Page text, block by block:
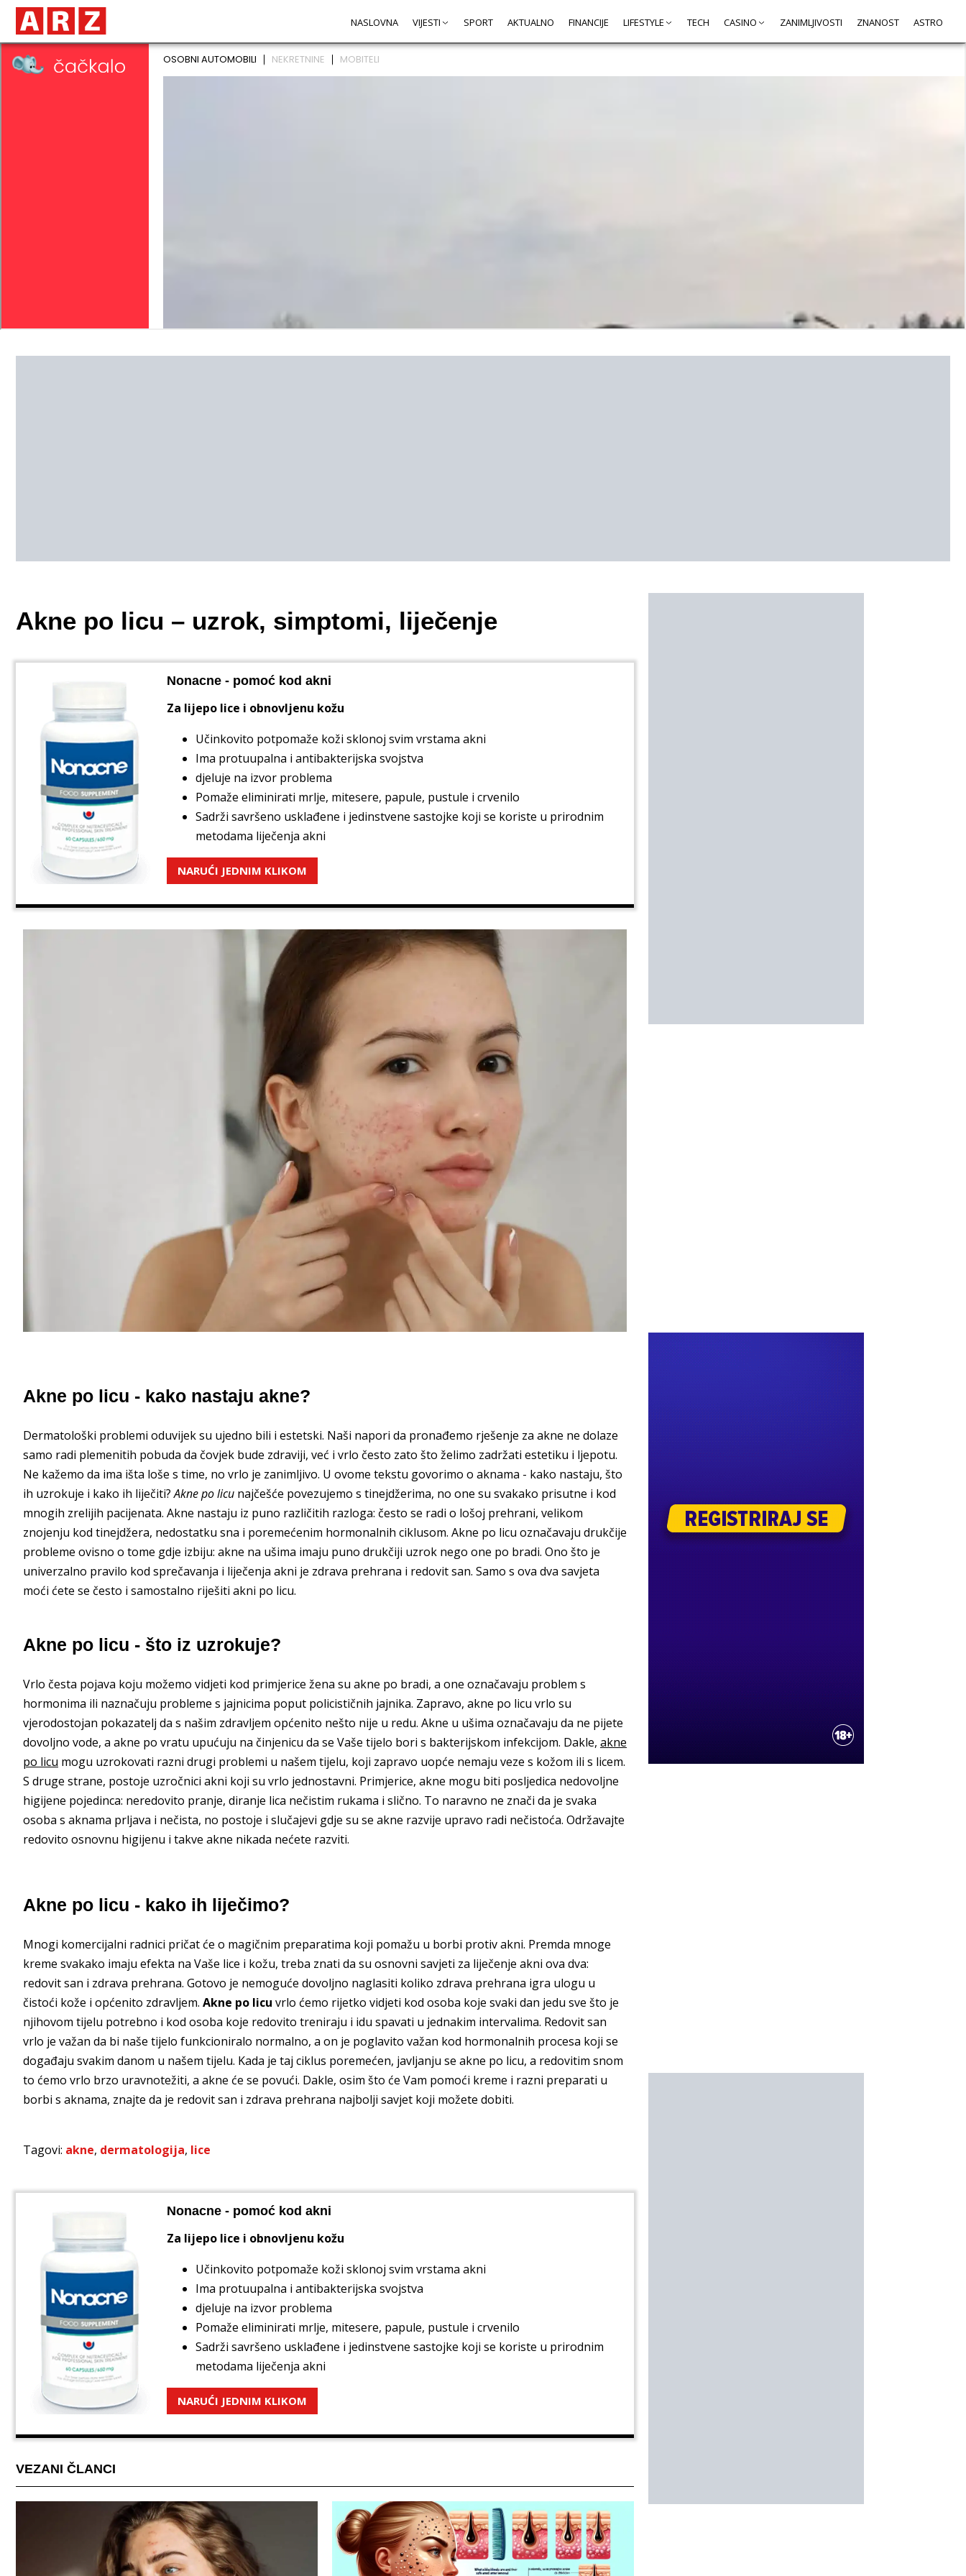
NASLOVNA VIJESTI SPORT AKTUALNO FINANCIJE LIFESTYLE TECH CASINO ZANIMLJIVOSTI ZNANOST ASTRO
Akne po licu – uzrok, simptomi, liječenje
Nonacne - pomoć kod akni
Za lijepo lice i obnovljenu kožu
Učinkovito potpomaže koži sklonoj svim vrstama akni
Ima protuupalna i antibakterijska svojstva
djeluje na izvor problema
Pomaže eliminirati mrlje, mitesere, papule, pustule i crvenilo
Sadrži savršeno usklađene i jedinstvene sastojke koji se koriste u prirodnim
metodama liječenja akni
NARUĆI JEDNIM KLIKOM
Akne po licu - kako nastaju akne?
Dermatološki problemi oduvijek su ujedno bili i estetski. Naši napori da pronađemo rješenje za akne ne dolaze
samo radi plemenitih pobuda da čovjek bude zdraviji, već i vrlo često zato što želimo zadržati estetiku i ljepotu.
Ne kažemo da ima išta loše s time, no vrlo je zanimljivo. U ovome tekstu govorimo o aknama - kako nastaju, što
ih uzrokuje i kako ih liječiti?Akne po licu najčešće povezujemo s tinejdžerima, no one su svakako prisutne i kod
mnogih zrelijih pacijenata. Akne nastaju iz puno različitih razloga: često se radi o lošoj prehrani, velikom
znojenju kod tinejdžera, nedostatku sna i poremećenim hormonalnih ciklusom. Akne po licu označavaju drukčije
probleme ovisno o tome gdje izbiju: akne na ušima imaju puno drukčiji uzrok nego one po bradi. Ono što je
univerzalno pravilo kod sprečavanja i liječenja akni je zdrava prehrana i redovit san. Samo s ova dva savjeta
moći ćete se često i samostalno riješiti akni po licu.
Akne po licu - što iz uzrokuje?
Vrlo česta pojava koju možemo vidjeti kod primjerice žena su akne po bradi, a one označavaju problem s
hormonima ili naznačuju probleme s jajnicima poput policističnih jajnika. Zapravo, akne po licu vrlo su
vjerodostojan pokazatelj da s našim zdravljem općenito nešto nije u redu. Akne u ušima označavaju da ne pijete
dovoljno vode, a akne po vratu upućuju na činjenicu da se Vaše tijelo bori s bakterijskom infekcijom. Dakle, akne
po licu mogu uzrokovati razni drugi problemi u našem tijelu, koji zapravo uopće nemaju veze s kožom ili s licem.
S druge strane, postoje uzročnici akni koji su vrlo jednostavni. Primjerice, akne mogu biti posljedica nedovoljne
higijene pojedinca: neredovito pranje, diranje lica nečistim rukama i slično. To naravno ne znači da je svaka
osoba s aknama prljava i nečista, no postoje i slučajevi gdje su se akne razvije upravo radi nečistoća. Održavajte
redovito osnovnu higijenu i takve akne nikada nećete razviti.
Akne po licu - kako ih liječimo?
Mnogi komercijalni radnici pričat će o magičnim preparatima koji pomažu u borbi protiv akni. Premda mnoge
kreme svakako imaju efekta na Vaše lice i kožu, treba znati da su osnovni savjeti za liječenje akni ova dva:
redovit san i zdrava prehrana. Gotovo je nemoguće dovoljno naglasiti koliko zdrava prehrana igra ulogu u
čistoći kože i općenito zdravljem. Akne po licu vrlo ćemo rijetko vidjeti kod osoba koje svaki dan jedu sve što je
njihovom tijelu potrebno i kod osoba koje redovito treniraju i idu spavati u jednakim intervalima. Redovit san
vrlo je važan da bi naše tijelo funkcioniralo normalno, a on je poglavito važan kod hormonalnih procesa koji se
događaju svakim danom u našem tijelu. Kada je taj ciklus poremećen, javljanju se akne po licu, a redovitim snom
to ćemo vrlo brzo uravnotežiti, a akne će se povući. Dakle, osim što će Vam pomoći kreme i razni preparati u
borbi s aknama, znajte da je redovit san i zdrava prehrana najbolji savjet koji možete dobiti.
Tagovi: akne, dermatologija, lice
Nonacne - pomoć kod akni
Za lijepo lice i obnovljenu kožu
Učinkovito potpomaže koži sklonoj svim vrstama akni
Ima protuupalna i antibakterijska svojstva
djeluje na izvor problema
Pomaže eliminirati mrlje, mitesere, papule, pustule i crvenilo
Sadrži savršeno usklađene i jedinstvene sastojke koji se koriste u prirodnim
metodama liječenja akni
NARUĆI JEDNIM KLIKOM
VEZANI ČLANCI